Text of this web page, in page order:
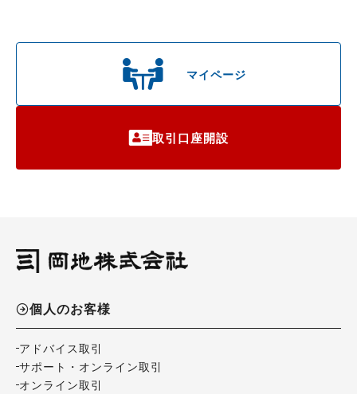
マイページ
取引口座開設
個人のお客様
アドバイス取引
サポート・オンライン取引
オンライン取引